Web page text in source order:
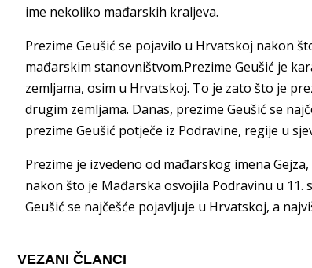
ime nekoliko mađarskih kraljeva.
Prezime Geušić se pojavilo u Hrvatskoj nakon
mađarskim stanovništvom.Prezime Geušić je
zemljama, osim u Hrvatskoj. To je zato što je
drugim zemljama. Danas, prezime Geušić se
prezime Geušić potječe iz Podravine, regije u
Prezime je izvedeno od mađarskog imena
nakon što je Mađarska osvojila Podravinu u
Geušić se najčešće pojavljuje u Hrvatskoj, a
VEZANI ČLANCI